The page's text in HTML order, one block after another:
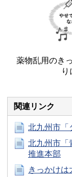
薬物乱用のき
関連リンク
北九州市「
北九州市「
推進本部
きっかけは